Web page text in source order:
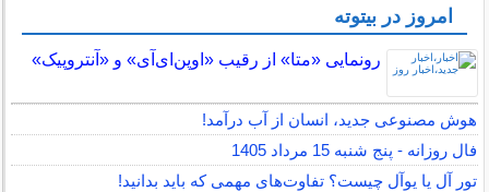
امروز در بیتوته
رونمایی «متا» از رقیب «اوپن‌ای‌آی» و «آنتروپیک»
هوش مصنوعی جدید، انسان از آب درآمد!
فال روزانه - پنج شنبه 15 مرداد 1405
تور آل یا یوآل چیست؟ تفاوت‌های مهمی که باید بدانید!